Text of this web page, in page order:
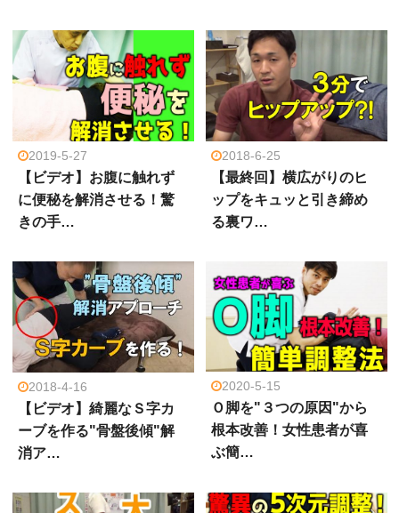
2019-5-27
【ビデオ】お腹に触れず
に便秘を解消させる！驚
きの手…
2018-6-25
【最終回】横広がりのヒ
ップをキュッと引き締め
る裏ワ…
2018-4-16
【ビデオ】綺麗なＳ字カ
ーブを作る"骨盤後傾"解
消ア…
2020-5-15
Ｏ脚を"３つの原因"から
根本改善！女性患者が喜
ぶ簡…